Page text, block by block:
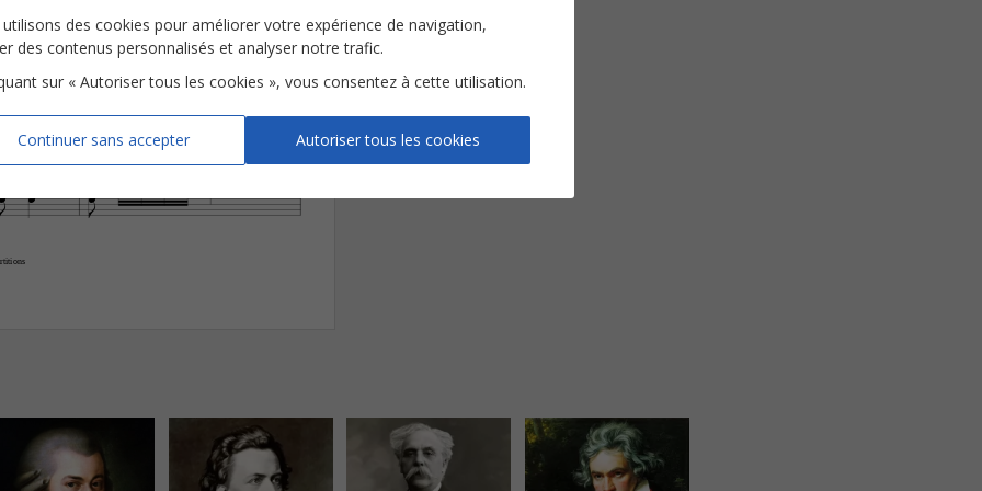
sf
   







     


 

   
des cookies pour améliorer votre expérience de navigation,
des contenus personnalisés et analyser notre trafic.
sur « Autoriser tous les cookies », vous consentez à cette utilisation.
Continuer sans accepter Autoriser tous les cookies